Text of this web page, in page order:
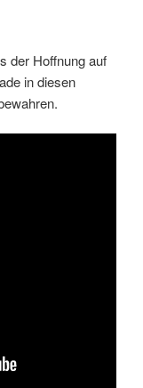
der Hoffnung auf
in diesen